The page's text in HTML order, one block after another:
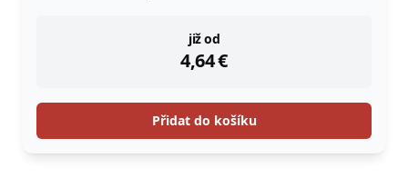
již od
4,64€
instock
Přidat do košíku